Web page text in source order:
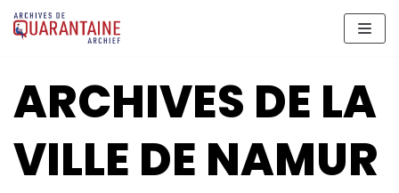
Meteen
naar
inhoud
ARCHIVES DE LA
VILLE DE NAMUR